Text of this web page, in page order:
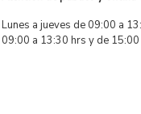
Lunes a jueves de 09:00 a
09:00 a 13:30 hrs y de